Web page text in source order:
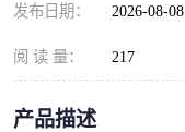
发布日期： 2026-08-08
阅 读 量： 217
产品描述